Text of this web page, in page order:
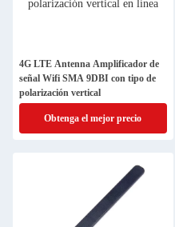
4G LTE Antenna Amplificador de
señal Wifi SMA 9DBI con tipo de
polarización vertical
Obtenga el mejor precio